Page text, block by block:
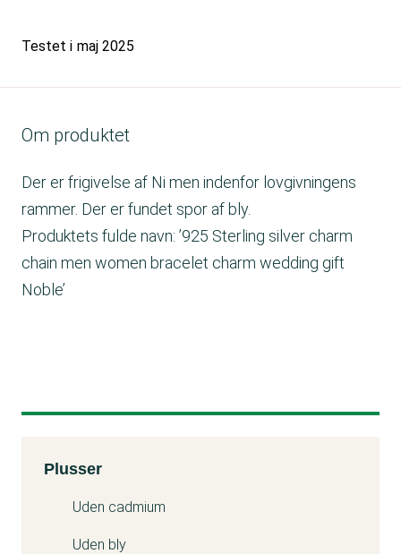
Testet i maj 2025
Om produktet
Der er frigivelse af Ni men indenfor lovgivningens
rammer. Der er fundet spor af bly.
Produktets fulde navn: ’925 Sterling silver charm
chain men women bracelet charm wedding gift
Noble’
Kemitest
Plusser
Uden cadmium
Uden bly